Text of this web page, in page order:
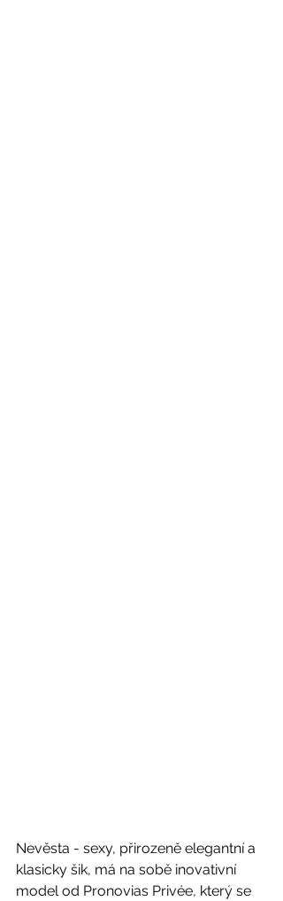
Nevěsta - sexy, přirozeně elegantní a
klasicky šik, má na sobě inovativní
model od Pronovias Privée, který se